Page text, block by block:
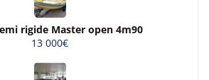
rigide Master open 4m90
13 000€